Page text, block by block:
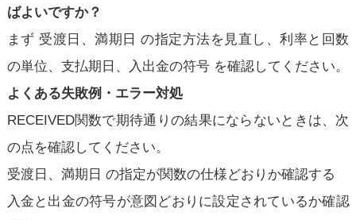
ばよいですか？
まず 受渡日、満期日 の指定方法を見直し、利率と回数
の単位、支払期日、入出金の符号 を確認してください。
よくある失敗例・エラー対処
RECEIVED関数で期待通りの結果にならないときは、次
の点を確認してください。
受渡日、満期日 の指定が関数の仕様どおりか確認する
入金と出金の符号が意図どおりに設定されているか確認